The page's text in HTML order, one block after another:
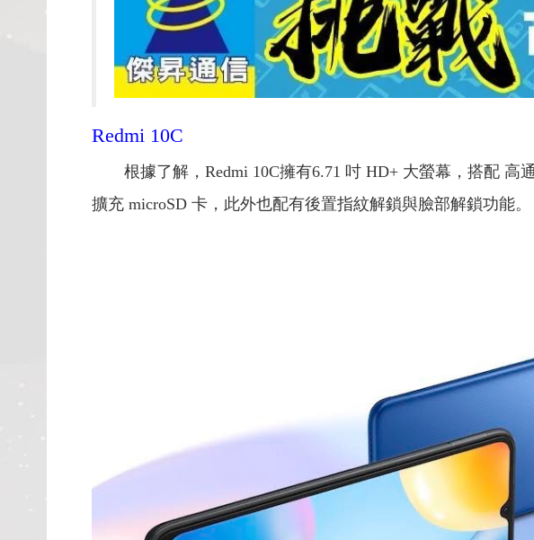
Redmi 10C
根據了解，Redmi 10C擁有6.71 吋 HD+ 大螢幕，搭配 高
擴充 microSD 卡，此外也配有後置指紋解鎖與臉部解鎖功能。